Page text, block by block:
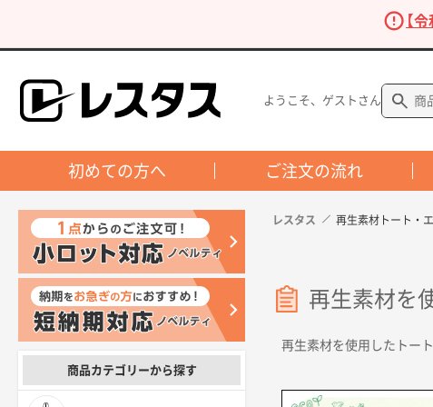
【
ようこそ、ゲストさん
初めての方へ ご注文の流れ
商品カテゴリーから探す
レスタス 再生素材トート・
再生素材を
再生素材を使用したトー